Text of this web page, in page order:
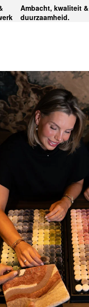
Ambacht, kwaliteit &
duurzaamheid.